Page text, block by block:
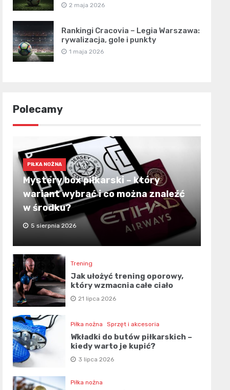
2 maja 2026
Rankingi Cracovia – Legia Warszawa:
rywalizacja, gole i punkty
1 maja 2026
Polecamy
PIŁKA NOŻNA
Mystery box piłkarski – który
wariant wybrać i co można znaleźć
w środku?
5 sierpnia 2026
Trening
Jak ułożyć trening oporowy,
który wzmacnia całe ciało
21 lipca 2026
Piłka nożna Sprzęt i akcesoria
Wkładki do butów piłkarskich –
kiedy warto je kupić?
3 lipca 2026
Piłka nożna